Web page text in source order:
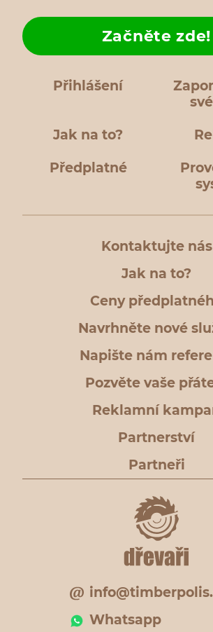
Přihlášení
Jak na to?
Začněte zde!
Předplatné
Kontaktujte nás
Jak na to?
Ceny
Navrhněte nové
Napište nám
Pozvěte vaše
Reklamní
Partnerství
Partneři
Whatsapp